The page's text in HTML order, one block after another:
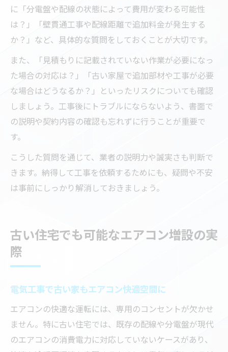
に「分電盤や配線の状態によって費用が変わる可能性
は？」「壁貫通工事や配線距離で追加料金が発生する
か？」など、具体的な質問をしておくことが大切です。
また、「見積もりに記載されていない作業が必要になっ
た場合の対応は？」「古い家屋で追加部材や工事が必要
な場合はどうなるか？」といったリスクについても確認
しましょう。工事後にトラブルにならないよう、書面で
の説明や契約内容の確認も忘れずに行うことが重要で
す。
こうした質問を通じて、業者の説明力や誠実さも判断で
きます。納得して工事を依頼するためにも、疑問や不安
は事前にしっかり解消しておきましょう。
古い住宅でも可能なエアコン増設の実
際
電気工事で古い家もエアコン快適空間に
エアコンの快適な運転には、専用のコンセントが欠かせ
ません。特に古い住宅では、既存の配線や分電盤が現代
のエアコンの消費電力に対応していないケースがあり、